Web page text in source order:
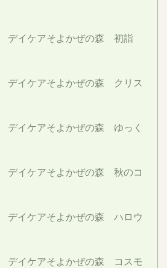
デイケアそよかぜの森 初詣
デイケアそよかぜの森 クリス
デイケアそよかぜの森 ゆっく
デイケアそよかぜの森 秋のコ
デイケアそよかぜの森 ハロウ
デイケアそよかぜの森 コスモ